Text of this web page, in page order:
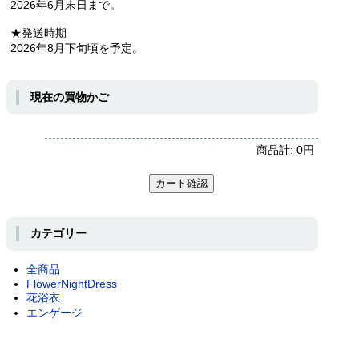
2026年6月末日まで。
★発送時期
2026年8月下旬頃を予定。
現在の買物かご
商品計:0円
カテゴリー
全商品
FlowerNightDress
花浴衣
エンゲージ